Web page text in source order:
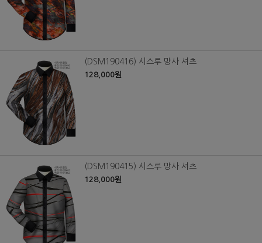
(DSM190416) 시스루 망사 셔츠
128,000원
(DSM190415) 시스루 망사 셔츠
128,000원